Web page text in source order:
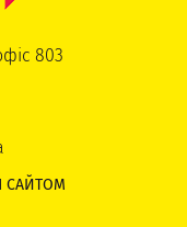
803
САЙТОМ